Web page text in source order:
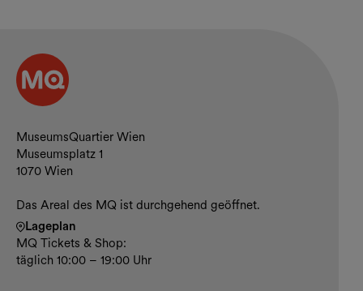
Kontakt und Öffnungszeiten
MuseumsQuartier Wien
Museumsplatz 1
1070 Wien
Das Areal des MQ ist durchgehend geöffnet.
Lageplan
MQ Tickets & Shop:
täglich 10:00 – 19:00 Uhr